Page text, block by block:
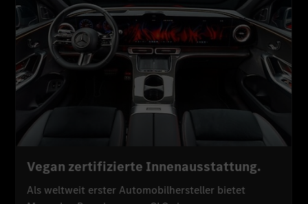
Vegan zertifizierte Innenausstattung.
Als weltweit erster Automobilhersteller bietet